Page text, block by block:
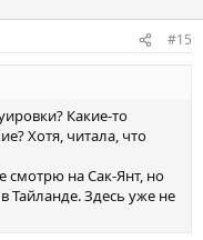
#15
Какие-то
Хотя, читала, что
смотрю на Сак-Янт, но
Тайланде. Здесь уже не